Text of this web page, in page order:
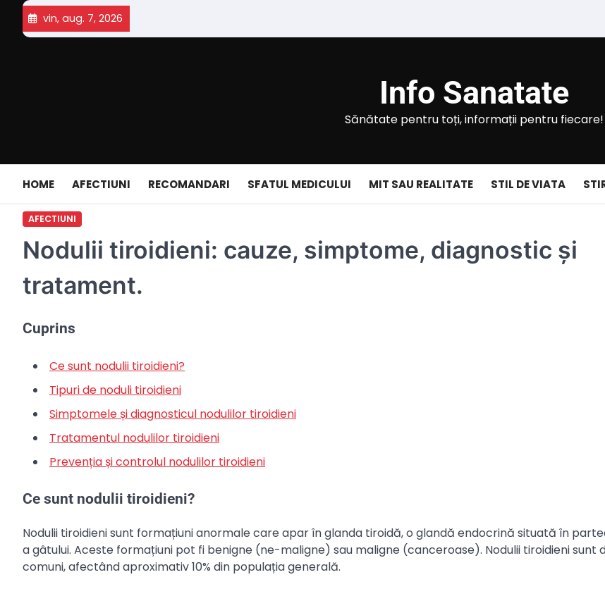
content
vin, aug. 7, 2026
Info Sanatate
Sănătate pentru toți, informații pentru fiecare!
HOME AFECTIUNI RECOMANDARI SFATUL MEDICULUI MIT SAU REALITATE STIL DE VIATA
AFECTIUNI
Nodulii tiroidieni: cauze, simptome, diagnostic și
tratament.
Cuprins
Ce sunt nodulii tiroidieni?
Tipuri de noduli tiroidieni
Simptomele și diagnosticul nodulilor tiroidieni
Tratamentul nodulilor tiroidieni
Prevenția și controlul nodulilor tiroidieni
Ce sunt nodulii tiroidieni?
Nodulii tiroidieni sunt formațiuni anormale care apar în glanda tiroidă, o glandă endocrină situată în
a gâtului. Aceste formațiuni pot fi benigne (ne-maligne) sau maligne (canceroase). Nodulii tiroidieni sunt
comuni, afectând aproximativ 10% din populația generală.